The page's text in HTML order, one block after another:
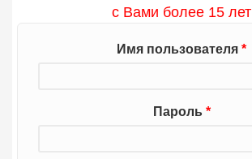
с Вами более 15 лет
Имя пользователя *
Пароль *